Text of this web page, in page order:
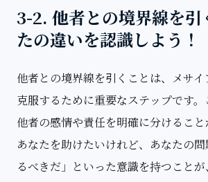
3-2. 他者との境界線を引
たの違いを認識しよう！
他者との境界線を引くことは、メサ
克服するために重要なステップです
他者の感情や責任を明確に分けるこ
あなたを助けたいけれど、あなたの
るべきだ」といった意識を持つこと